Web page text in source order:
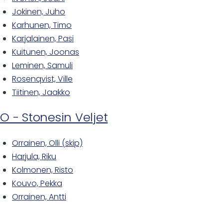
Jokinen, Juho
Karhunen, Timo
Karjalainen, Pasi
Kuitunen, Joonas
Leminen, Samuli
Rosenqvist, Ville
Tiitinen, Jaakko
O - Stonesin Veljet
Orrainen, Olli (skip)
Harjula, Riku
Kolmonen, Risto
Kouvo, Pekka
Orrainen, Antti